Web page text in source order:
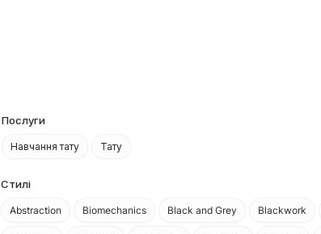
Послуги
Навчання тату Тату
Стилі
Abstraction Biomechanics Black and Grey Blackwork